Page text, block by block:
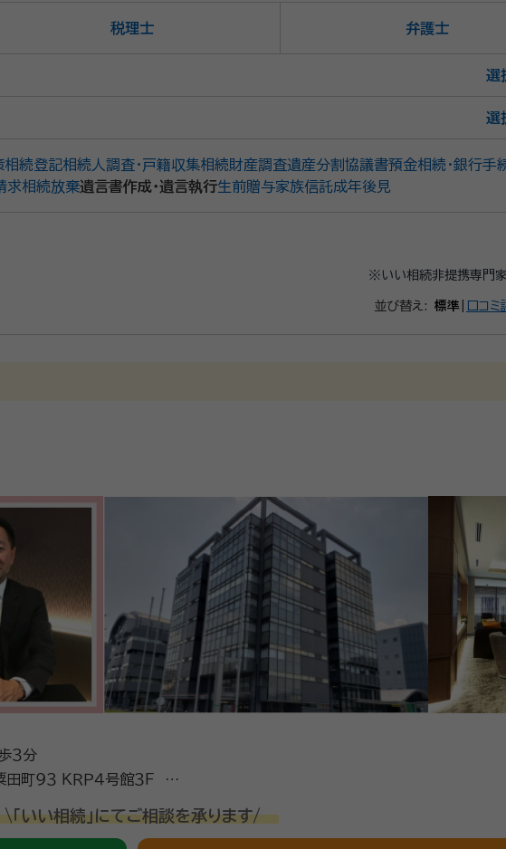
税理士 弁護士
選
選
相続登記相続人調査・戸籍収集相続財産調査遺産分割協議書預金相続・銀行手
求相続放棄遺言書作成・遺言執行生前贈与家族信託成年後見
※いい相続非提携専門家
並び替え: 標準 口コ
３分
館３Ｆ ＫＲ
\「いい相続」にてご相談を承ります/